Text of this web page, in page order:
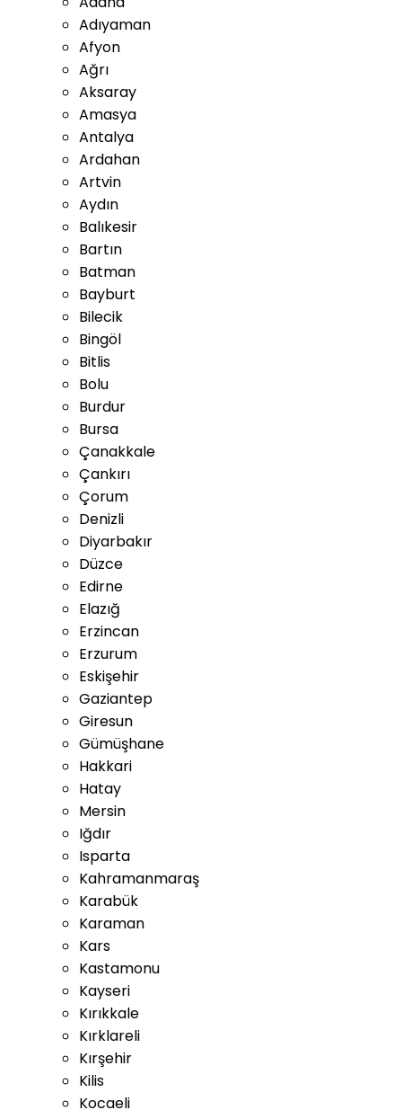
Adıyaman
Afyon
Ağrı
Aksaray
Amasya
Antalya
Ardahan
Artvin
Aydın
Balıkesir
Bartın
Batman
Bayburt
Bilecik
Bingöl
Bitlis
Bolu
Burdur
Bursa
Çanakkale
Çankırı
Çorum
Denizli
Diyarbakır
Düzce
Edirne
Elazığ
Erzincan
Erzurum
Eskişehir
Gaziantep
Giresun
Gümüşhane
Hakkari
Hatay
Mersin
Iğdır
Isparta
Kahramanmaraş
Karabük
Karaman
Kars
Kastamonu
Kayseri
Kırıkkale
Kırklareli
Kırşehir
Kilis
Kocaeli